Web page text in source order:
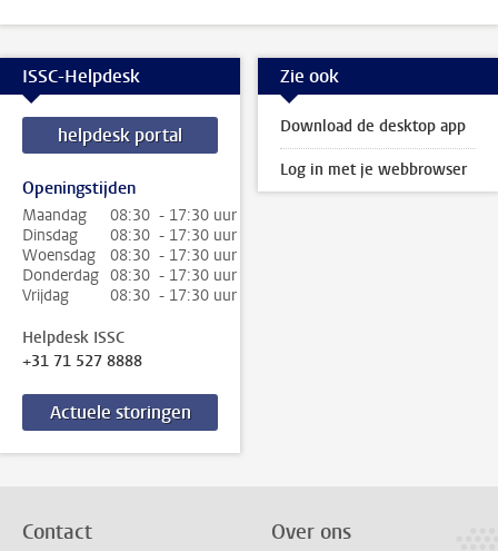
ISSC-Helpdesk
helpdesk portal
Openingstijden
Maandag
08:30 - 17:30 uur
Dinsdag
08:30 - 17:30 uur
Woensdag
08:30 - 17:30 uur
Donderdag 08:30 - 17:30 uur
Vrijdag
08:30 - 17:30 uur
Helpdesk ISSC
+31 71 527 8888
Actuele storingen
Zie ook
Download de desktop app
Log in met je webbrowser
Contact Over ons